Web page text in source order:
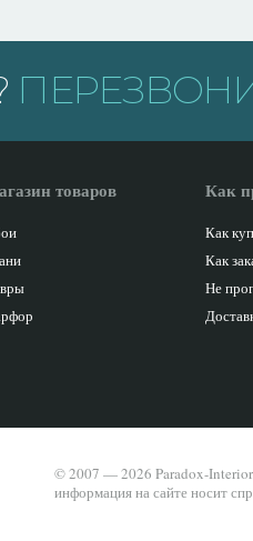
товаров Как
Как
Как
Не
© 2007 — 2026 Paradox-
информация на сайте носит